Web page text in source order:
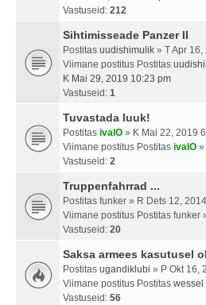
Vastuseid: 212
Sihtimisseade Panzer II
Postitas uudishimulik » T Apr
Viimane postitus Postitas
K Mai 29, 2019 10:23 pm
Vastuseid: 1
Tuvastada luuk!
Postitas ivalO » K Mai 22, 2019
Viimane postitus Postitas ivalO »
Vastuseid: 2
Truppenfahrrad ...
Postitas funker » R Dets 12,
Viimane postitus Postitas funker
Vastuseid: 20
Saksa armees kasutusel
Postitas ugandiklubi » P Okt 16,
Viimane postitus Postitas wessel
Vastuseid: 56